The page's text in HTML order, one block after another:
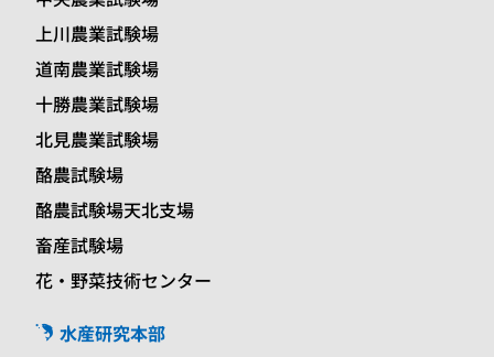
上川農業試験場
道南農業試験場
十勝農業試験場
北見農業試験場
酪農試験場
酪農試験場天北支場
畜産試験場
花・野菜技術センター
水産研究本部